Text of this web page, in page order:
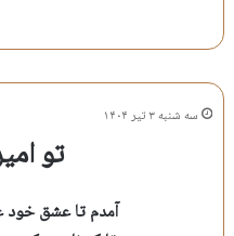
سه شنبه ۳ تیر ۱۴۰۴
تو
آمدم تا عشق